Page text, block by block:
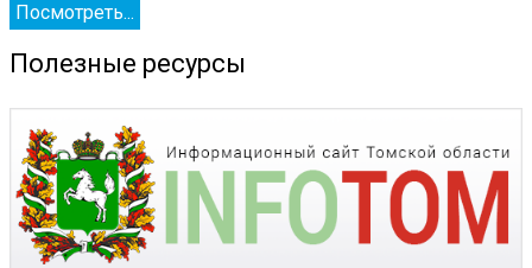
Посмотреть...
Полезные ресурсы